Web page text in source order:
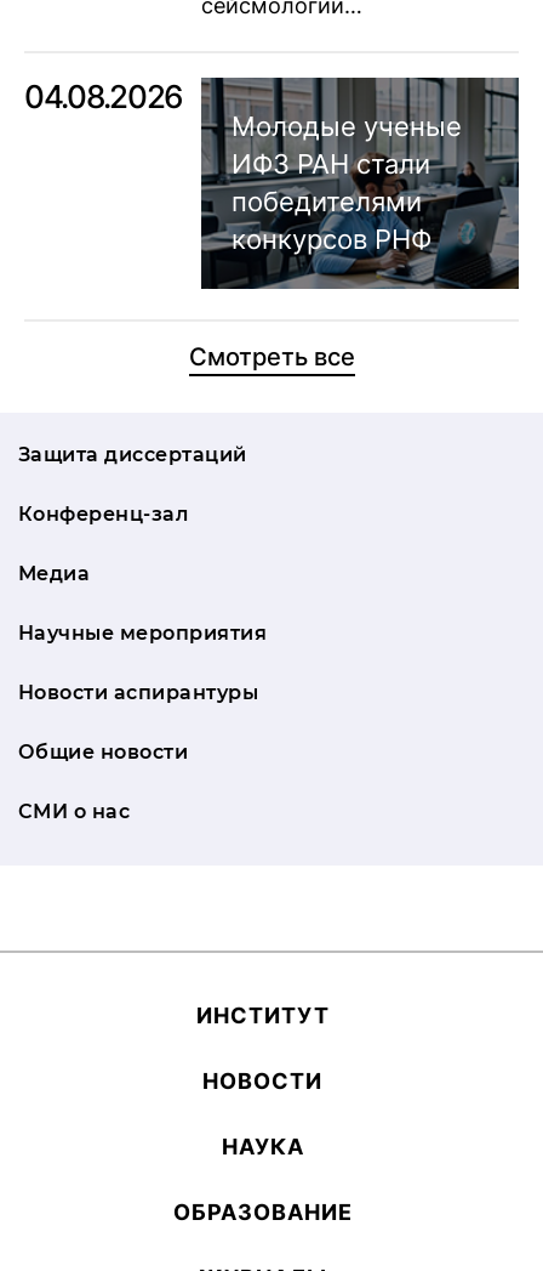
сейсмологии…
04.08.2026
Молодые ученые
ИФЗ РАН стали
победителями
конкурсов РНФ
Смотреть все
Защита диссертаций
Конференц-зал
Медиа
Научные мероприятия
Новости аспирантуры
Общие новости
СМИ о нас
ИН­СТИ­ТУТ
НОВОСТИ
НАУКА
ОБ­РА­ЗОВА­НИЕ